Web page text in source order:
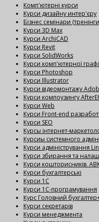
Комп'ютерні курси
Курси дизайну интер'єру
Бізнес семінари
Курси 3D Max
Курси ArchiCAD
Курси Revit
Курси SolidWorks
Курси комп'ютерної
Курси Photoshop
Курси Illustrator
Курси відеомонтажу
Курси компоузингу
Курси Web
Курси Front-end
Курси SEO
Курсы інтернет-
Курсиы системного
Курси адміністрування
Курси збирання та
Курси кошторисників.
Курси бухгалтерські
Курси 1С
Курси 1С-програмування
Курс Головний
Курси секретарів
Курси менеджмента